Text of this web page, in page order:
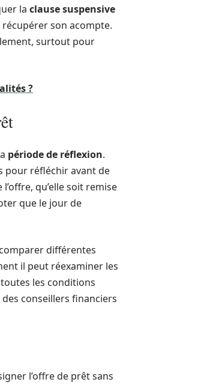
la clause suspensive
son acompte.
surtout pour
?
période de réflexion.
pour réfléchir avant de
qu’elle soit remise
que le jour de
différentes
il peut réexaminer les
les conditions
conseillers financiers
l’offre de prêt sans